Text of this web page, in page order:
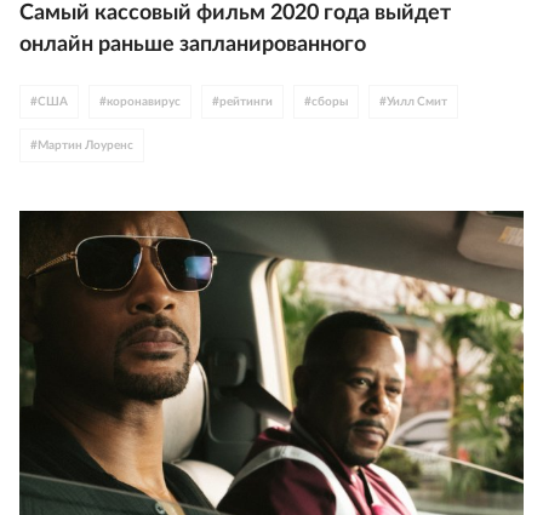
Самый кассовый фильм 2020 года выйдет
онлайн раньше запланированного
#США #коронавирус #рейтинги #сборы #Уилл Смит
# Мартин Лоуренс